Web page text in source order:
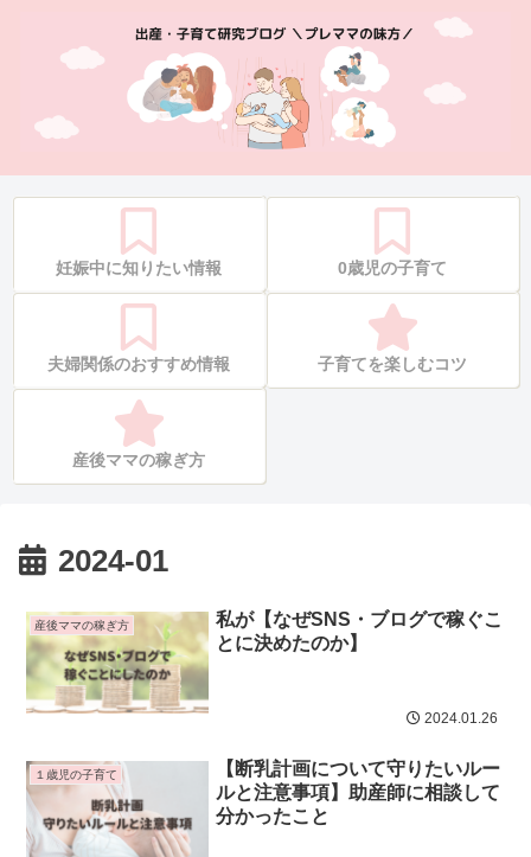
妊娠中に知りたい情報 0歳児の子育て
夫婦関係のおすすめ情報 子育てを楽しむコツ
産後ママの稼ぎ方
2024-01
産後ママの稼ぎ方
私が【なぜSNS・ブログで稼ぐこ
とに決めたのか】
2024.01.26
１歳児の子育て
【断乳計画について守りたいルー
ルと注意事項】助産師に相談して
分かったこと